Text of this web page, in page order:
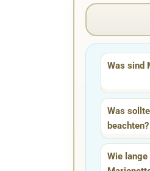
Was sind
Was
beachten?
Wie